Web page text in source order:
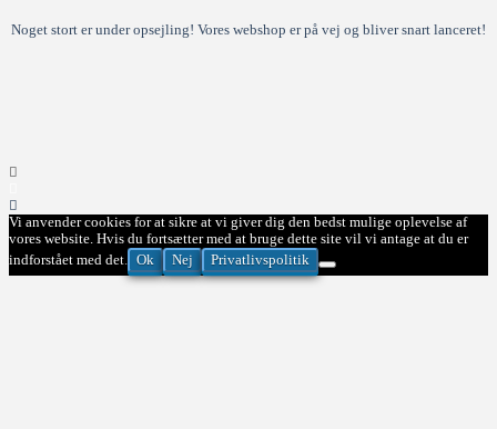
Noget stort er under opsejling! Vores webshop er på vej og bliver snart lanceret!
Vi anvender cookies for at sikre at vi giver dig den bedst mulige oplevelse af
vores website. Hvis du fortsætter med at bruge dette site vil vi antage at du er
indforstået med det. Ok Nej Privatlivspolitik